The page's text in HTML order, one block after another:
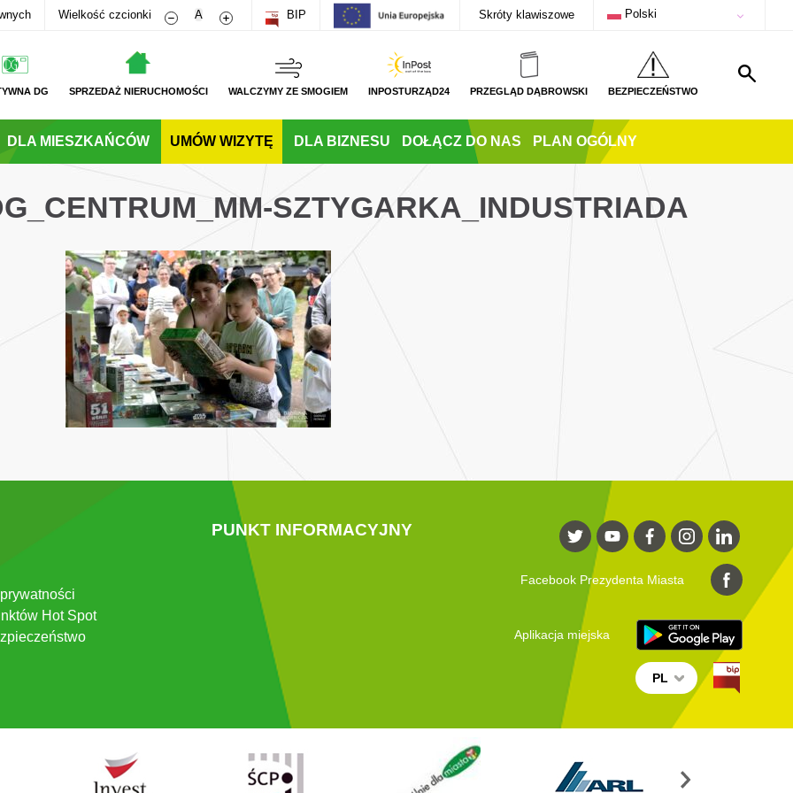
Wielkość czcionki Zmniejsz rozmiar czcionki
A Zwiększ rozmiar czcionki
BIP Skróty klawiszowe Polski
DG SPRZEDAŻ NIERUCHOMOŚCI WALCZYMY ZE SMOGIEM INPOSTURZĄD24 PRZEGLĄD DĄBROWSKI BEZPIECZEŃSTWO
DLA MIESZKAŃCÓW UMÓW WIZYTĘ DLA BIZNESU DOŁĄCZ DO NAS PLAN OGÓLNY
SZTYGARKA_INDUSTRIADA
Hot Spot
PUNKT INFORMACYJNY
Facebook Prezydenta Miasta
Aplikacja miejska
PL